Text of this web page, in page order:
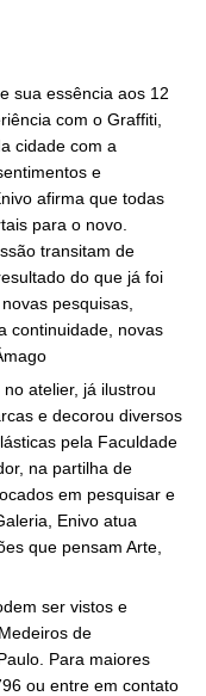
sua essência aos 12
com o Graffiti,
cidade com a
e
afirma que todas
para o novo.
transitam de
do que já foi
pesquisas,
continuidade, novas
atelier, já ilustrou
e decorou diversos
pela Faculdade
na partilha de
em pesquisar e
Enivo atua
que pensam Arte,
ser vistos e
de
Para maiores
ou entre em contato